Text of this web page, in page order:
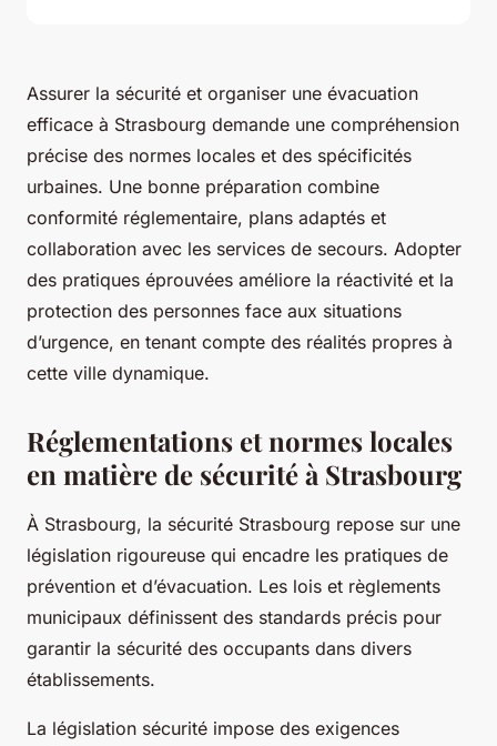
Assurer la sécurité et organiser une évacuation
efficace à Strasbourg demande une compréhension
précise des normes locales et des spécificités
urbaines. Une bonne préparation combine
conformité réglementaire, plans adaptés et
collaboration avec les services de secours. Adopter
des pratiques éprouvées améliore la réactivité et la
protection des personnes face aux situations
d’urgence, en tenant compte des réalités propres à
cette ville dynamique.
Réglementations et normes locales
en matière de sécurité à Strasbourg
À Strasbourg, la sécurité Strasbourg repose sur une
législation rigoureuse qui encadre les pratiques de
prévention et d’évacuation. Les lois et règlements
municipaux définissent des standards précis pour
garantir la sécurité des occupants dans divers
établissements.
La législation sécurité impose des exigences